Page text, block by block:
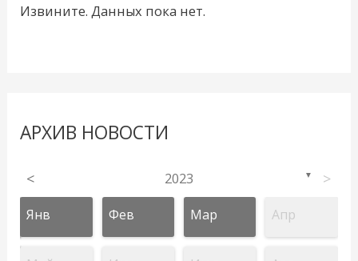
Извините. Данных пока нет.
АРХИВ НОВОСТИ
< 2023 ▼ >
Янв Фев Мар Апр